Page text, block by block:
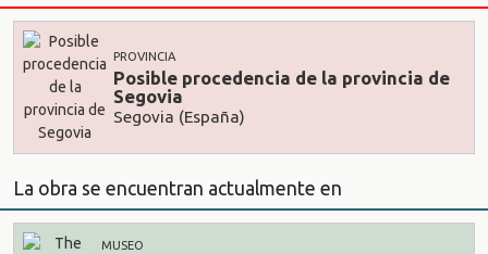
PROVINCIA
Posible procedencia de la provincia de
Segovia
Segovia (España)
La obra se encuentran actualmente en
MUSEO